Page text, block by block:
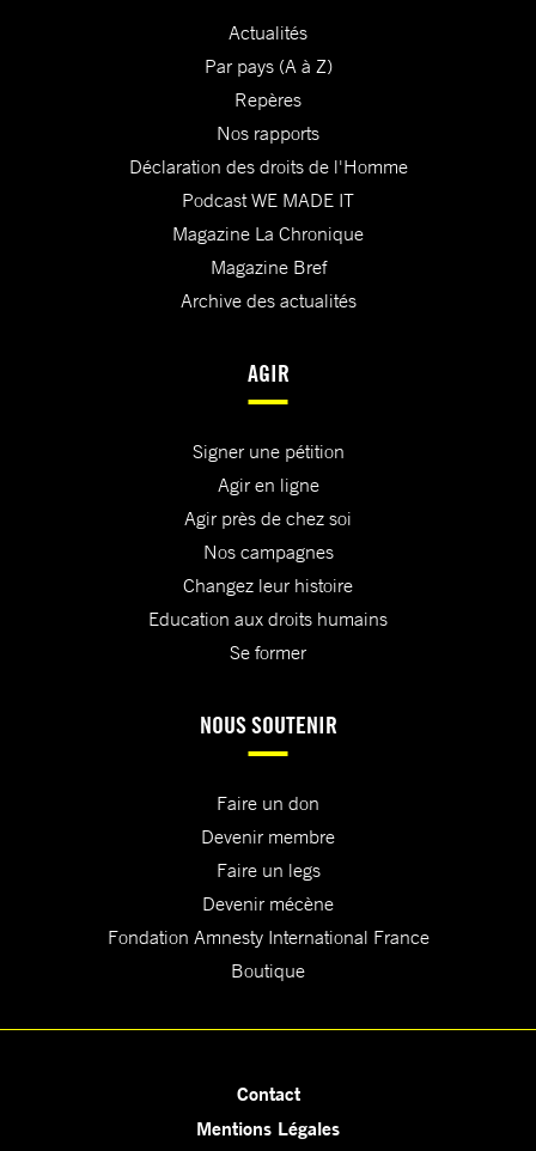
Actualités
Par pays (A à Z)
Repères
Nos rapports
Déclaration des droits de l'Homme
Podcast WE MADE IT
Magazine La Chronique
Magazine Bref
Archive des actualités
AGIR
Signer une pétition
Agir en ligne
Agir près de chez soi
Nos campagnes
Changez leur histoire
Education aux droits humains
Se former
NOUS SOUTENIR
Faire un don
Devenir membre
Faire un legs
Devenir mécène
Fondation Amnesty International France
Boutique
Contact
Mentions Légales